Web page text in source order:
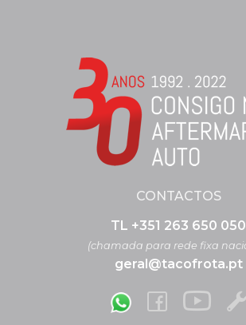
CONTACTOS
TL +351 263 650 050
(chamada para rede fixa
geral@tacofrota.pt